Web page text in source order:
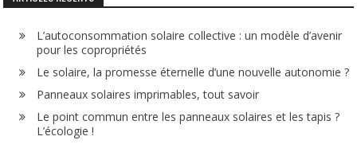
L’autoconsommation solaire collective : un modèle d’avenir
pour les copropriétés
Le solaire, la promesse éternelle d’une nouvelle autonomie ?
Panneaux solaires imprimables, tout savoir
Le point commun entre les panneaux solaires et les tapis ?
L’écologie !